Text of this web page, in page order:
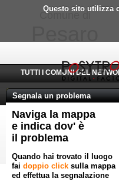
Questo sito utilizza
Comune di
TUTTI I COMUNI DEL
Segnala un problema
Naviga la mappa
e indica dov' è
il problema
Quando hai trovato il luogo
fai doppio click sulla mappa
ed effettua la segnalazione
©